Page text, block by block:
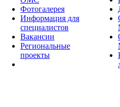
Фотогалерея
Информация для
специалистов
Вакансии
Региональные
проекты